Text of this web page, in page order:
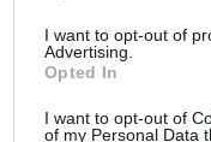
I want to opt-out of
Advertising.
Opted In
I want to opt-out of
of my Personal Data